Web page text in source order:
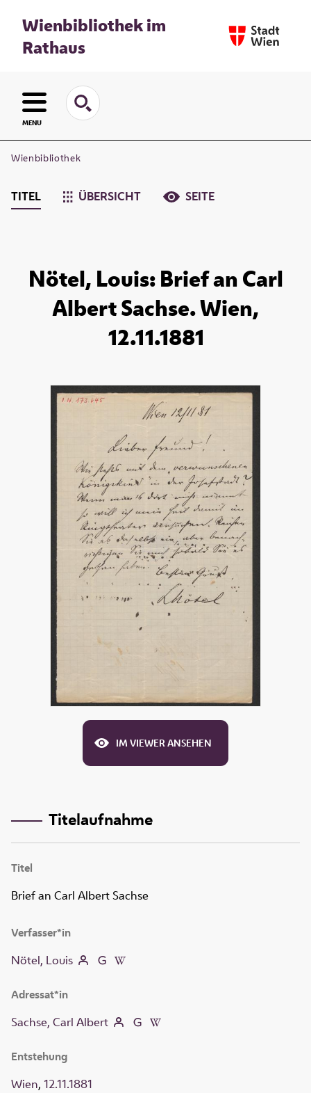
Wienbibliothek im
Rathaus
MENU
Wienbibliothek
TITEL ÜBERSICHT SEITE
Nötel, Louis: Brief an Carl
Albert Sachse. Wien,
12.11.1881
IM VIEWER ANSEHEN
Titelaufnahme
Titel
Brief an Carl Albert Sachse
Verfasser*in
Nötel, Louis
Adressat*in
Sachse, Carl Albert
Entstehung
Wien, 12.11.1881